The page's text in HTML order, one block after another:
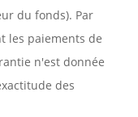
du fonds). Par
les paiements de
n'est donnée
des